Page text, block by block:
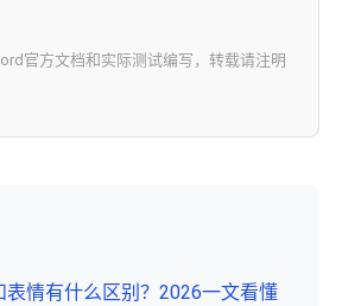
官方文档和实际测试编写，转载请注明
表情有什么区别？2026一文看懂